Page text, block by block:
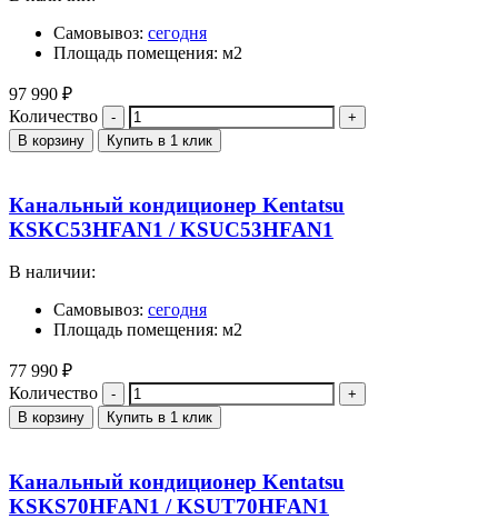
Самовывоз: сегодня
Площадь помещения: м2
97 990 ₽
Количество
В корзину Купить в 1 клик
Канальный кондиционер Kentatsu
KSKC53HFAN1 / KSUC53HFAN1
В наличии:
Самовывоз: сегодня
Площадь помещения: м2
77 990 ₽
Количество
В корзину Купить в 1 клик
Канальный кондиционер Kentatsu
KSKS70HFAN1 / KSUT70HFAN1